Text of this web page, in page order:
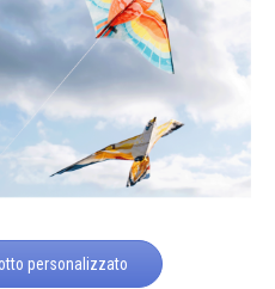
personalizzato